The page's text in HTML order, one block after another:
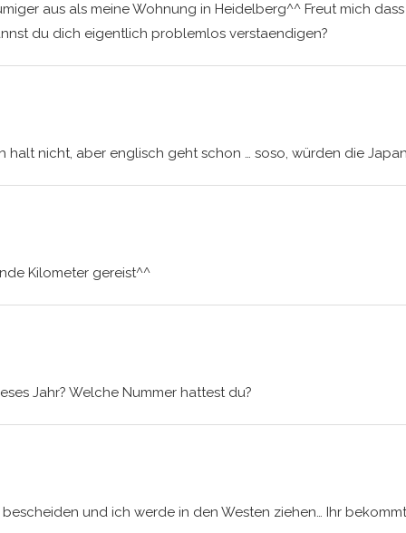
aus als meine Wohnung in Heidelberg^^ Freut mich
du dich eigentlich problemlos verstaendigen?
halt nicht, aber englisch geht schon … soso, würden die
Kilometer gereist^^
Jahr? Welche Nummer hattest du?
bescheiden und ich werde in den Westen ziehen… Ihr